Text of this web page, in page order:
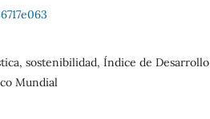
sostenibilidad, Índice de Desarrollo
Mundial